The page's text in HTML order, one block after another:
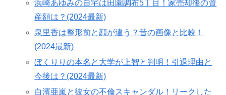
浜崎あゆみの自宅は田園調布5丁目！家売却後の資
産額は？(2024最新)
泉里香は整形前と顔が違う？昔の画像と比較！
(2024最新)
ぼくりりの本名と大学が上智と判明！引退理由と
今後は？(2024最新)
白濱亜嵐と彼女の不倫スキャンダル！リークした